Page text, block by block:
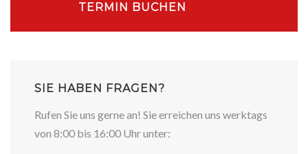
TERMIN BUCHEN
SIE HABEN FRAGEN?
Rufen Sie uns gerne an! Sie erreichen uns werktags
von 8:00 bis 16:00 Uhr unter: